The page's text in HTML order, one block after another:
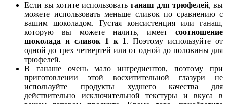
Если вы хотите использовать ганаш для трюфелей, вы
можете использовать меньше сливок по сравнению с
вашим шоколадом. Густая консистенция или ганаш,
которую вы можете налить, имеет соотношение
шоколада и сливок 1 к 1. Поэтому используйте от
одной до трех четвертей или от одной до половины для
трюфелей.
В ганаше очень мало ингредиентов, поэтому при
приготовлении этой восхитительной глазури не
используйте продукты худшего качества для
действительно исключительной текстуры и вкуса в